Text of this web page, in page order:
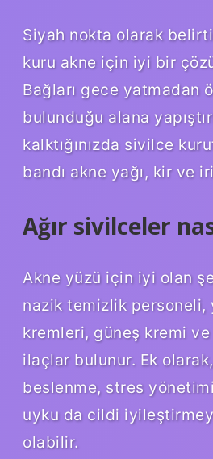
Siyah nokta olarak
kuru akne için iyi bir
Bağları gece yatmadan
bulunduğu alana
kalktığınızda sivilce
bandı akne yağı, kir ve
Ağır sivilceler
Akne yüzü için iyi olan
nazik temizlik personeli,
kremleri, güneş kremi
ilaçlar bulunur. Ek olarak,
beslenme, stres
uyku da cildi
olabilir.